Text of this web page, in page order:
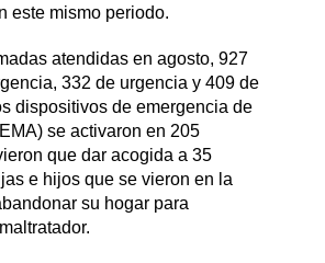
este mismo periodo.
atendidas en agosto, 927
332 de urgencia y 409 de
dispositivos de emergencia de
se activaron en 205
que dar acogida a 35
e hijos que se vieron en la
su hogar para